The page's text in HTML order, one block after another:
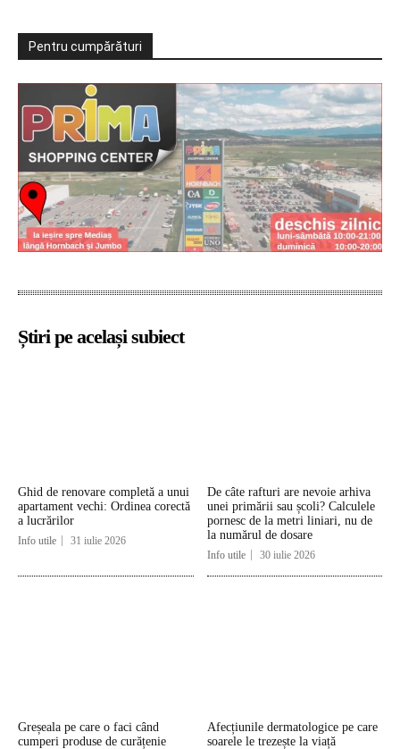
Pentru cumpărături
Știri pe același subiect
Ghid de renovare completă a unui
apartament vechi: Ordinea corectă
a lucrărilor
Info utile 31 iulie 2026
De câte rafturi are nevoie arhiva
unei primării sau școli? Calculele
pornesc de la metri liniari, nu de
la numărul de dosare
Info utile 30 iulie 2026
Greșeala pe care o faci când
cumperi produse de curățenie
Afecțiunile dermatologice pe care
soarele le trezește la viață